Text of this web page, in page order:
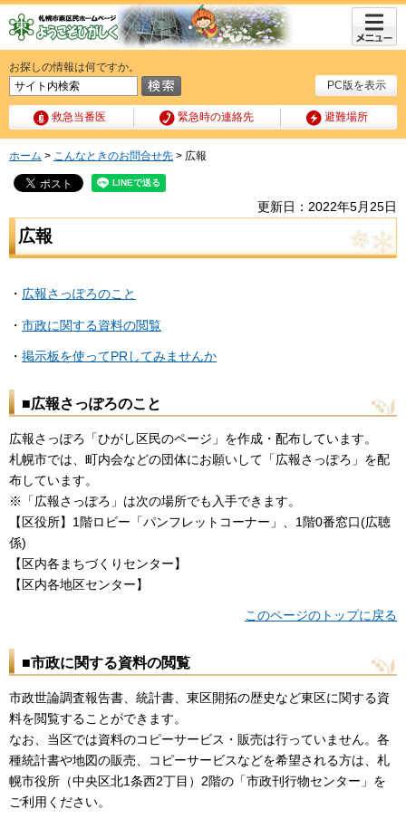
PC版を表示
お探しの情報は何ですか。
救急当番医 緊急時の連絡先 避難場所
メニュ
ー
ホーム > こんなときのお問合せ先 > 広報
更新日：2022年5月25日
広報
・ 広報さっぽろのこと
・ 市政に関する資料の閲覧
・ 掲示板を使ってPRしてみませんか
■広報さっぽろのこと
広報さっぽろ「ひがし区民のページ」を作成・配布しています。
札幌市では、町内会などの団体にお願いして「広報さっぽろ」を配
布しています。
※「広報さっぽろ」は次の場所でも入手できます。
【区役所】1階ロビー「パンフレットコーナー」、1階0番窓口(広聴
係)
【区内各まちづくりセンター】
【区内各地区センター】
このページのトップに戻る
■市政に関する資料の閲覧
市政世論調査報告書、統計書、東区開拓の歴史など東区に関する資
料を閲覧することができます。
なお、当区では資料のコピーサービス・販売は行っていません。各
種統計書や地図の販売、コピーサービスなどを希望される方は、札
幌市役所（中央区北1条西2丁目）2階の「市政刊行物センター」を
ご利用ください。